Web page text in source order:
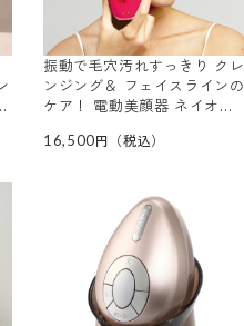
振動で毛穴汚れすっきり クレ
ンジング＆ フェイスラインの
ケア！ 電動美顔器 ネイオ
16,500